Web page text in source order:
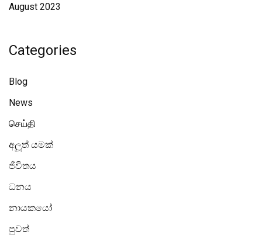
August 2023
Categories
Blog
News
செய்தி
අලූත් යමක්
ජීවිතය
ධනය
නායකයෝ
පුවත්